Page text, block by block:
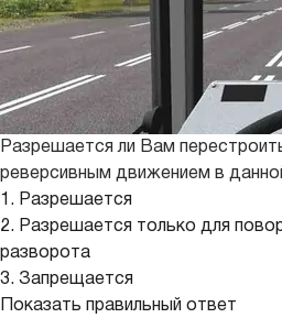
Разрешается ли Вам
реверсивным движением в
1. Разрешается
2. Разрешается только для
разворота
3. Запрещается
Показать правильный ответ